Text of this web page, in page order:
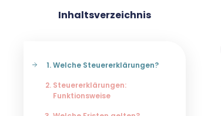
Inhaltsverzeichnis
Welche Steuererklärungen?
Steuererklärungen:
Funktionsweise